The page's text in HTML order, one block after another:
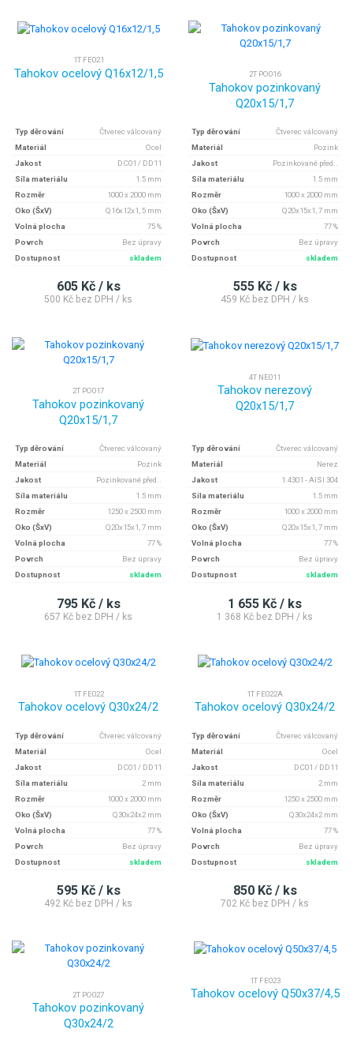
1T FE021
Tahokov ocelový Q16x12/1,5
Typ děrování
Čtverec válcovaný
Materiál
Ocel
Jakost
DC01 / DD11
Síla materiálu
1.5 mm
Rozměr
1000 x 2000 mm
Oko (ŠxV)
Q16x12x1, 5 mm
Volná plocha
75 %
Povrch
Bez úpravy
Dostupnost
skladem
605 Kč / ks
500 Kč bez DPH / ks
2T PO016
Tahokov pozinkovaný
Q20x15/1,7
Typ děrování
Čtverec válcovaný
Materiál
Pozink
Jakost
Pozinkované před..
Síla materiálu
1.5 mm
Rozměr
1000 x 2000 mm
Oko (ŠxV)
Q20x15x1, 7 mm
Volná plocha
77 %
Povrch
Bez úpravy
Dostupnost
skladem
555 Kč / ks
459 Kč bez DPH / ks
2T PO017
Tahokov pozinkovaný
Q20x15/1,7
Typ děrování
Čtverec válcovaný
Materiál
Pozink
Jakost
Pozinkované před..
Síla materiálu
1.5 mm
Rozměr
1250 x 2500 mm
Oko (ŠxV)
Q20x15x1, 7 mm
Volná plocha
77 %
Povrch
Bez úpravy
Dostupnost
skladem
795 Kč / ks
657 Kč bez DPH / ks
4T NE011
Tahokov nerezový
Q20x15/1,7
Typ děrování
Čtverec válcovaný
Materiál
Nerez
Jakost
1.4301 - AISI 304
Síla materiálu
1.5 mm
Rozměr
1000 x 2000 mm
Oko (ŠxV)
Q20x15x1, 7 mm
Volná plocha
77 %
Povrch
Bez úpravy
Dostupnost
skladem
1 655 Kč / ks
1 368 Kč bez DPH / ks
1T FE022
Tahokov ocelový Q30x24/2
Typ děrování
Čtverec válcovaný
Materiál
Ocel
Jakost
DC01 / DD11
Síla materiálu
2 mm
Rozměr
1000 x 2000 mm
Oko (ŠxV)
Q30x24x2 mm
Volná plocha
77 %
Povrch
Bez úpravy
Dostupnost
skladem
595 Kč / ks
492 Kč bez DPH / ks
1T FE022A
Tahokov ocelový Q30x24/2
Typ děrování
Čtverec válcovaný
Materiál
Ocel
Jakost
DC01 / DD11
Síla materiálu
2 mm
Rozměr
1250 x 2500 mm
Oko (ŠxV)
Q30x24x2 mm
Volná plocha
77 %
Povrch
Bez úpravy
Dostupnost
skladem
850 Kč / ks
702 Kč bez DPH / ks
2T PO027
Tahokov pozinkovaný
Q30x24/2
1T FE023
Tahokov ocelový Q50x37/4,5